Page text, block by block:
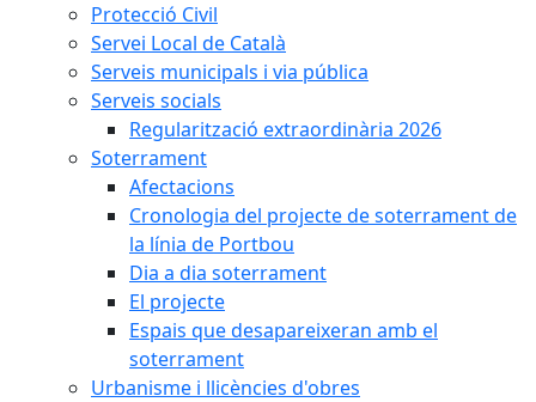
Protecció Civil
Servei Local de Català
Serveis municipals i via pública
Serveis socials
Regularització extraordinària 2026
Soterrament
Afectacions
Cronologia del projecte de soterrament de
la línia de Portbou
Dia a dia soterrament
El projecte
Espais que desapareixeran amb el
soterrament
Urbanisme i llicències d'obres